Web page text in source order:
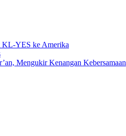
KL-YES ke Amerika
Mengukir Kenangan Kebersamaan